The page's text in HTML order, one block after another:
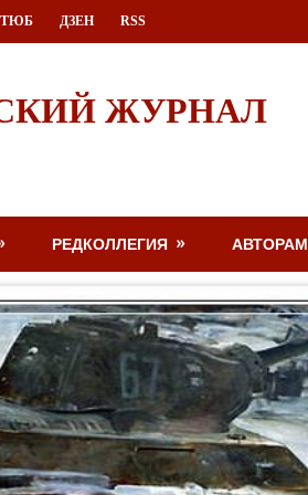
ДЗЕН RSS
ЖУРНАЛ
РЕДКОЛЛЕГИЯ АВТОРАМ